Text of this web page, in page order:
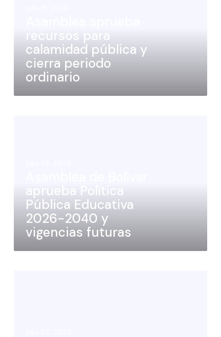
recursos para
calamidad pública y
cierra periodo
ordinario
aprueba Política
Pública Educativa
2026-2040 y
vigencias futuras